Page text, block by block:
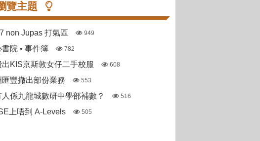
覽主題
non Jupas 打氣區 949
院 • 事件簿 782
出KIS京斯敦女仔二手校服 608
匯豐撤出部份業務 553
人係九龍城數研中學部補數？ 516
上唔到 A-Levels 505